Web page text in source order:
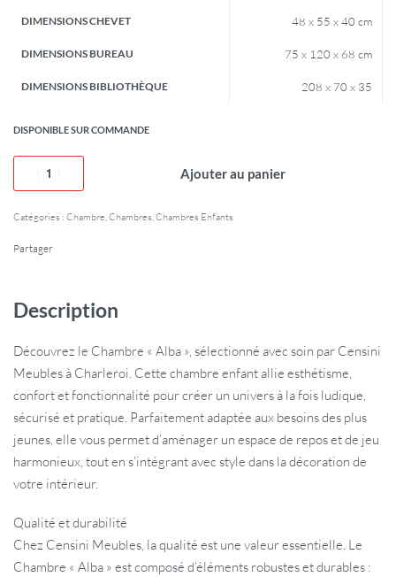
DIMENSIONS CHEVET 48 x 55 x 40 cm
DIMENSIONS BUREAU 75 x 120 x 68 cm
DIMENSIONS BIBLIOTHÈQUE 208 x 70 x 35
DISPONIBLE SUR COMMANDE
Ajouter au panier
Catégories : Chambre Chambres Chambres Enfants
Partager
Description
Découvrez le Chambre « Alba », sélectionné avec soin par Censini
Meubles à Charleroi. Cette chambre enfant allie esthétisme,
confort et fonctionnalité pour créer un univers à la fois ludique,
sécurisé et pratique. Parfaitement adaptée aux besoins des plus
jeunes, elle vous permet d’aménager un espace de repos et de jeu
harmonieux, tout en s’intégrant avec style dans la décoration de
votre intérieur.
Qualité et durabilité
Chez Censini Meubles, la qualité est une valeur essentielle. Le
Chambre « Alba » est composé d’éléments robustes et durables :